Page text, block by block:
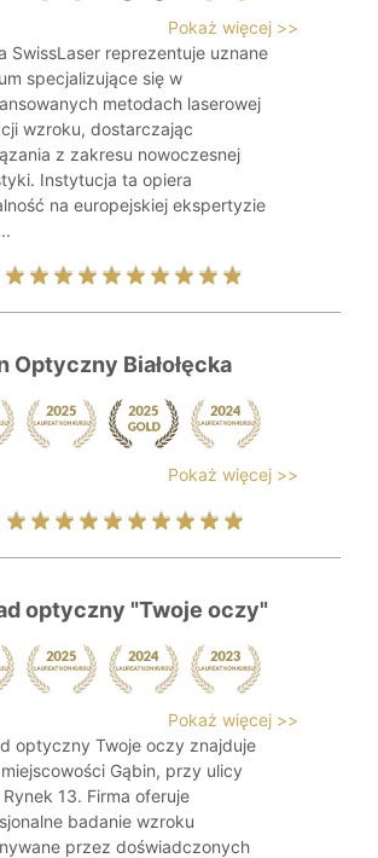
Pokaż więcej >>
SwissLaser reprezentuje uznane
specjalizujące się w
metodach laserowej
wzroku, dostarczając
z zakresu nowoczesnej
Instytucja ta opiera
na europejskiej ekspertyzie
Optyczny Białołęcka
Pokaż więcej >>
optyczny "Twoje oczy"
Pokaż więcej >>
optyczny Twoje oczy znajduje
Gąbin, przy ulicy
13. Firma oferuje
badanie wzroku
przez doświadczonych